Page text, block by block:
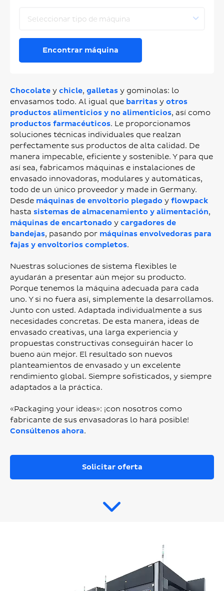
Seleccionar tipo de máquina
Encontrar máquina
Chocolate y chicle, galletas y gominolas: lo
envasamos todo. Al igual que barritas y otros
productos alimenticios y no alimenticios, así como
productos farmacéuticos. Le proporcionamos
soluciones técnicas individuales que realzan
perfectamente sus productos de alta calidad. De
manera impecable, eficiente y sostenible. Y para que
así sea, fabricamos máquinas e instalaciones de
envasado innovadoras, modulares y automáticas,
todo de un único proveedor y made in Germany.
Desde máquinas de envoltorio plegado y flowpack
hasta sistemas de almacenamiento y alimentación,
máquinas de encartonado y cargadores de
bandejas, pasando por máquinas envolvedoras para
fajas y envoltorios completos​​​​​​​.
Nuestras soluciones de sistema flexibles le
ayudarán a presentar aún mejor su producto.
Porque tenemos la máquina adecuada para cada
uno. Y si no fuera así, simplemente la desarrollamos.
Junto con usted. Adaptada individualmente a sus
necesidades concretas. De esta manera, ideas de
envasado creativas, una larga experiencia y
propuestas constructivas conseguirán hacer lo
bueno aún mejor. El resultado son nuevos
planteamientos de envasado y un excelente
rendimiento global. Siempre sofisticados, y siempre
adaptados a la práctica.
«Packaging your ideas»: ¡con nosotros como
fabricante de sus envasadoras lo hará posible!
Consúltenos ahora.
Solicitar oferta